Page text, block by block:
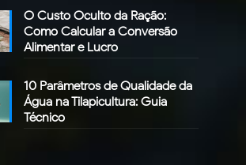
O Custo Oculto da Ração:
Como Calcular a Conversão
Alimentar e Lucro
10 Parâmetros de Qualidade da
Água na Tilapicultura: Guia
Técnico